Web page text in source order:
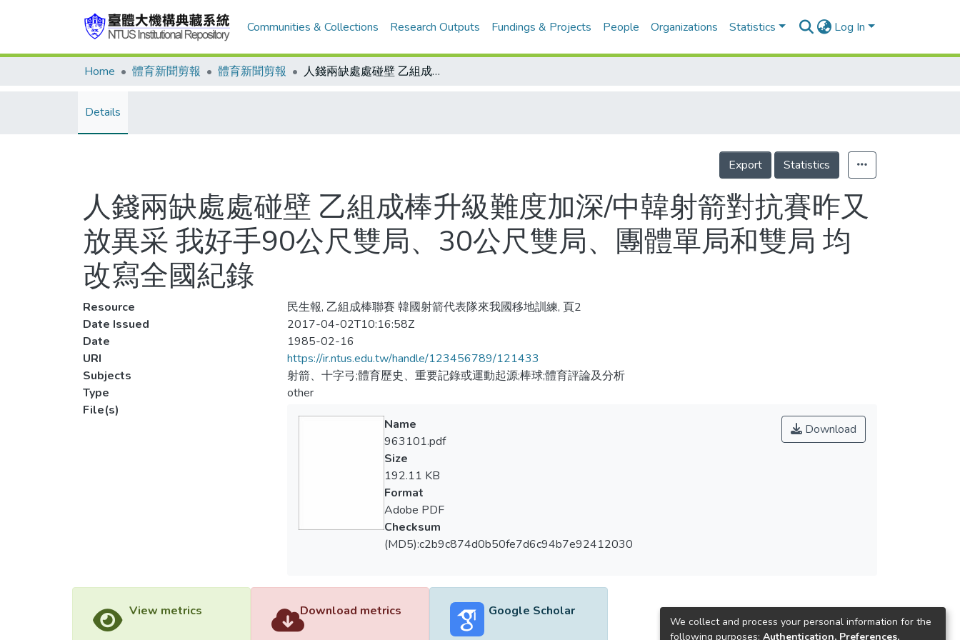
Communities & Collections Research Outputs Fundings & Projects People Organizations Statistics Log In
Home 體育新聞剪報 體育新聞剪報 人錢兩缺處處碰壁 乙組成棒升級難度加深/中韓射箭對抗賽昨又放異采 我好手90公尺雙局、30公尺雙局、團體單局和雙局 均改寫全國紀錄
Details
Export Statistics
人錢兩缺處處碰壁 乙組成棒升級難度加深/中韓射箭對抗賽昨又
放異采 我好手90公尺雙局、30公尺雙局、團體單局和雙局 均
改寫全國紀錄
Resource
民生報, 乙組成棒聯賽 韓國射箭代表隊來我國移地訓練, 頁2
Date Issued
2017-04-02T10:16:58Z
Date
1985-02-16
URI
https://ir.ntus.edu.tw/handle/123456789/121433
Subjects
射箭、十字弓;體育歷史、重要記錄或運動起源;棒球;體育評論及分析
Type
other
File(s)
Download
Name
963101.pdf
Size
192.11 KB
Format
Adobe PDF
Checksum
(MD5):c2b9c874d0b50fe7d6c94b7e92412030
View metrics Download metrics Google Scholar
We collect and process your personal information for the
following purposes: Authentication, Preferences,